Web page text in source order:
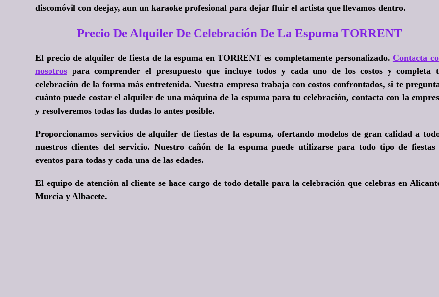
discomóvil con deejay, aun un karaoke profesional para dejar fluir el artista que llevamos dentro.
Precio De Alquiler De Celebración De La Espuma TORRENT
El precio de alquiler de fiesta de la espuma en TORRENT es completamente personalizado. Contacta
nosotros para comprender el presupuesto que incluye todos y cada uno de los costos y completa
celebración de la forma más entretenida. Nuestra empresa trabaja con costos confrontados, si te
cuánto puede costar el alquiler de una máquina de la espuma para tu celebración, contacta con la
y resolveremos todas las dudas lo antes posible.
Proporcionamos servicios de alquiler de fiestas de la espuma, ofertando modelos de gran calidad a
nuestros clientes del servicio. Nuestro cañón de la espuma puede utilizarse para todo tipo de fiestas
eventos para todas y cada una de las edades.
El equipo de atención al cliente se hace cargo de todo detalle para la celebración que celebras en
Murcia y Albacete.